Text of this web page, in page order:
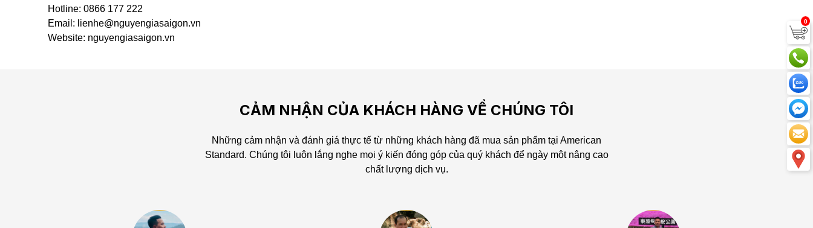
Hotline: 0866 177 222
Email: lienhe@nguyengiasaigon.vn
Website: nguyengiasaigon.vn
CẢM NHẬN CỦA KHÁCH HÀNG VỀ CHÚNG TÔI
Những cảm nhận và đánh giá thực tế từ những khách hàng đã mua sản phẩm tại American
Standard. Chúng tôi luôn lắng nghe mọi ý kiến đóng góp của quý khách để ngày một nâng cao
chất lượng dịch vụ.
0